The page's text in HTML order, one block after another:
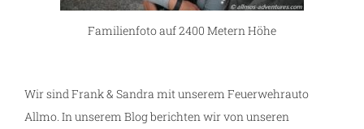
Familienfoto auf 2400 Metern Höhe
Wir sind Frank & Sandra mit unserem Feuerwehrauto
Allmo. In unserem Blog berichten wir von unseren